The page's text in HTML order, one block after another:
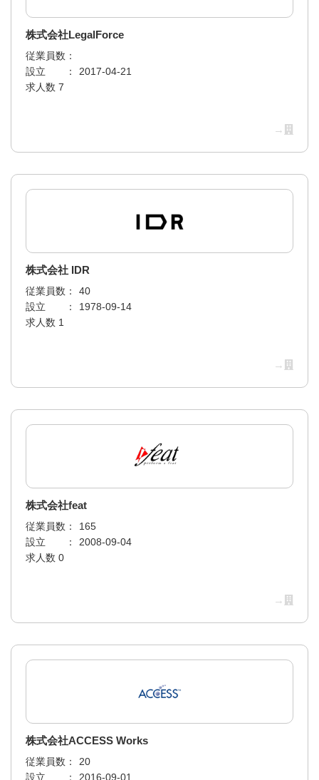
株式会社LegalForce
従業員数：
設立 ：
2017-04-21
求人数 7
→
株式会社 IDR
従業員数：
40
設立 ：
1978-09-14
求人数 1
→
株式会社feat
従業員数：
165
設立 ：
2008-09-04
求人数 0
→
株式会社ACCESS Works
従業員数：
20
設立 ：
2016-09-01